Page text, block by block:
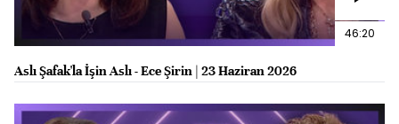
46:20
Aslı Şafak'la İşin Aslı - Ece Şirin | 23 Haziran 2026